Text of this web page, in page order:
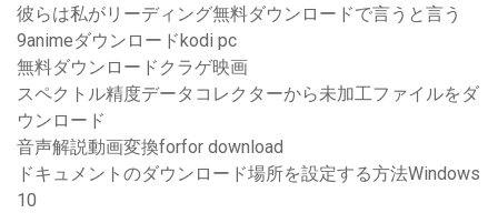
彼らは私がリーディング無料ダウンロードで言うと言う
9animeダウンロードkodi pc
無料ダウンロードクラゲ映画
スペクトル精度データコレクターから未加工ファイルをダ
ウンロード
音声解説動画変換forfor download
ドキュメントのダウンロード場所を設定する方法Windows
10